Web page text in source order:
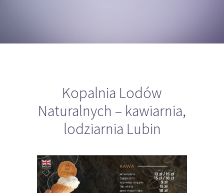
Kopalnia Lodów
Naturalnych – kawiarnia,
lodziarnia Lubin